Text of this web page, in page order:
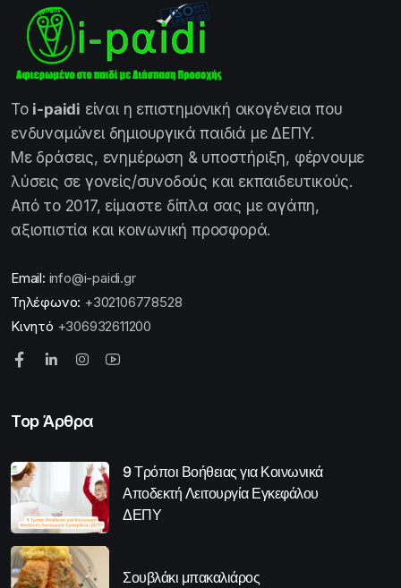
Το i-paidi είναι η επιστημονική οικογένεια που
ενδυναμώνει δημιουργικά παιδιά με ΔΕΠΥ.
Με δράσεις, ενημέρωση & υποστήριξη, φέρνουμε
λύσεις σε γονείς/συνοδούς και εκπαιδευτικούς.
Από το 2017, είμαστε δίπλα σας με αγάπη,
αξιοπιστία και κοινωνική προσφορά.
Email: info@i-paidi.gr
Τηλέφωνο: +302106778528
Κινητό +306932611200
Top Άρθρα
9 Τρόποι Βοήθειας για Κοινωνικά
Αποδεκτή Λειτουργία Εγκεφάλου
ΔΕΠΥ
Σουβλάκι μπακαλιάρος